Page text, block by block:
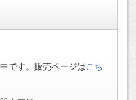
です。販売ページはこち